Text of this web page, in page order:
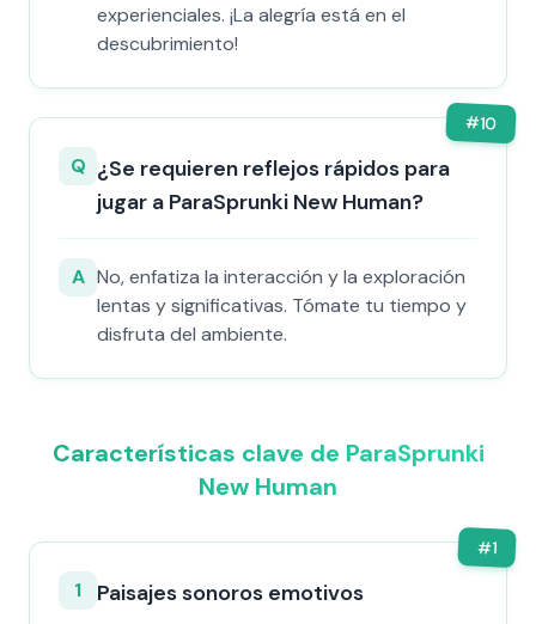
experienciales. ¡La alegría está en el
descubrimiento!
#10
Q ¿Se requieren reflejos rápidos para
jugar a ParaSprunki New Human?
A No, enfatiza la interacción y la exploración
lentas y significativas. Tómate tu tiempo y
disfruta del ambiente.
Características clave de ParaSprunki
New Human
#1
1 Paisajes sonoros emotivos